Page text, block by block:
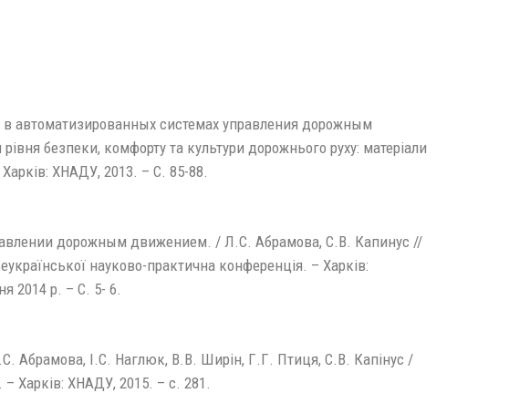
автоматизированных системах управления дорожным
безпеки, комфорту та культури дорожнього руху: матеріали
ХНАДУ, 2013. – С. 85-88.
дорожным движением. / Л.С. Абрамова, С.В. Капинус //
науково-практична конференція. – Харків:
2014 р. – С. 5- 6.
Абрамова, І.С. Наглюк, В.В. Ширін, Г.Г. Птиця, С.В. Капінус /
Харків: ХНАДУ, 2015. – с. 281.